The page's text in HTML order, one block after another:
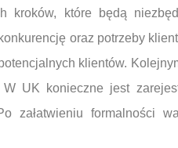
kroków, które będą
oraz potrzeby
klientów.
UK konieczne jest
załatwieniu formalności